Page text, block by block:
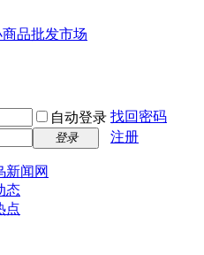
品批发市场
自动登录 找回密码
登录 注册
新闻网
态
点